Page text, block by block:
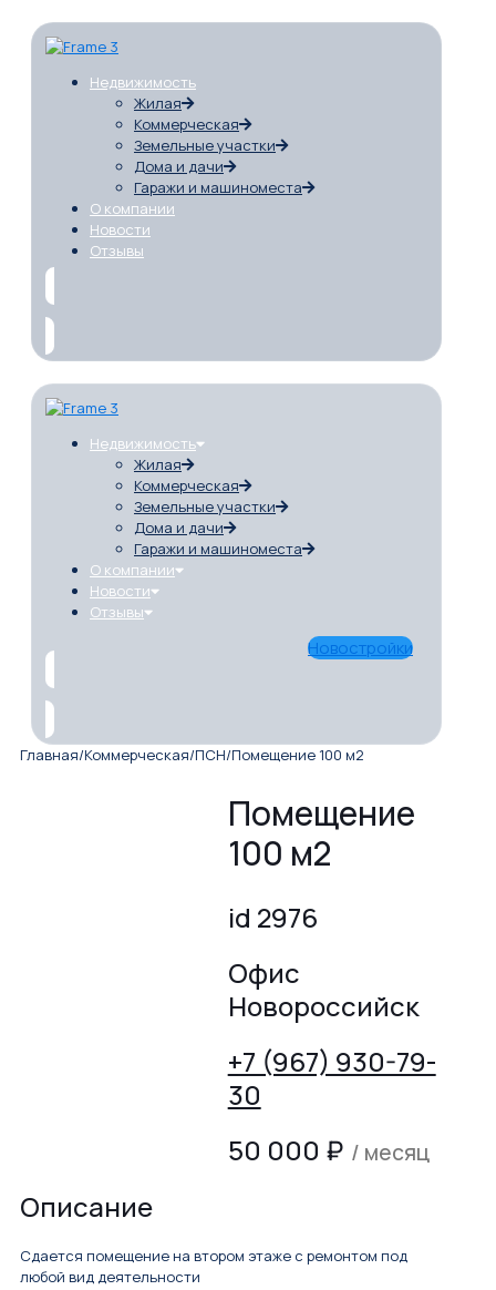
Недвижимость
Жилая
Коммерческая
Земельные участки
Дома и дачи
Гаражи и машиноместа
О компании
Новости
Отзывы
Недвижимость
Жилая
Коммерческая
Земельные участки
Дома и дачи
Гаражи и машиноместа
О компании
Новости
Отзывы
Новостройки
Главная/Коммерческая/ПСН/Помещение 100 м2
Помещение
100 м2
id 2976
Офис
Новороссийск
+7 (967) 930-79-
30
50 000 ₽ / месяц
Описание
Сдается помещение на втором этаже с ремонтом под
любой вид деятельности